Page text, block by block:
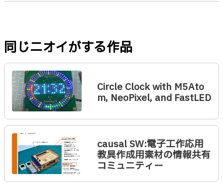
同じニオイがする作品
Circle Clock with M5Ato
m, NeoPixel, and FastLED
causal SW:電子工作応用
教具作成用素材の情報共有
コミュニティー